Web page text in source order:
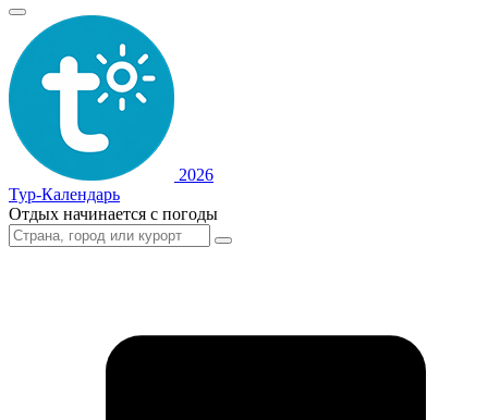
2026
Тур-Календарь
Отдых начинается с погоды